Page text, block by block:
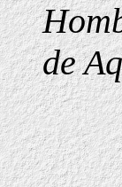
de